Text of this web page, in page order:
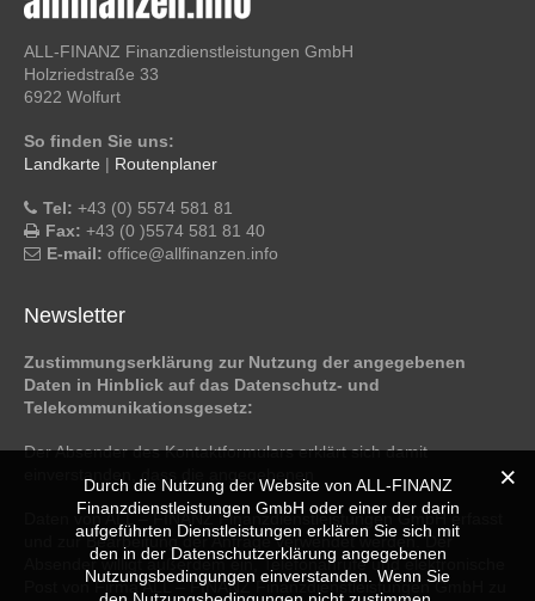
ALL-FINANZ Finanzdienstleistungen GmbH
Holzriedstraße 33
6922 Wolfurt
So finden Sie uns:
Landkarte | Routenplaner
Tel: +43 (0) 5574 581 81
Fax: +43 (0 )5574 581 81 40
E-mail: office@allfinanzen.info
Newsletter
Zustimmungserklärung zur Nutzung der angegebenen
Daten in Hinblick auf das Datenschutz- und
Telekommunikationsgesetz:
Der Absender des Kontaktformulars erklärt sich damit
Daten von ALL – FINANZ Finanzdienstleistungen GmbH erfasst
und zur Bearbeitung der Anfrage verwendet werden. Der
Absender willigt außerdem ein, Telefonanrufe und elektronische
Post von Firma ALL – FINANZ Finanzdienstleistungen GmbH zu
Durch die Nutzung der Website von ALL-FINANZ
Finanzdienstleistungen GmbH oder einer der darin
aufgeführten Dienstleistungen erklären Sie sich mit
den in der Datenschutzerklärung angegebenen
Nutzungsbedingungen einverstanden. Wenn Sie